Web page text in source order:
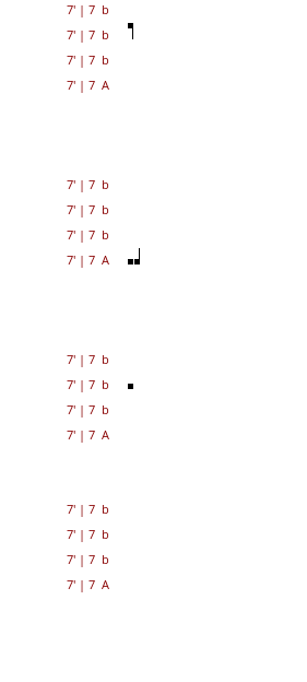
7'| 7 b
7'| 7 b
7'| 7 b
7'| 7 A
7'| 7 b
7'| 7 b
7'| 7 b
7'| 7 A
7'| 7 b
7'| 7 b
7'| 7 b
7'| 7 A
7'| 7 b
7'| 7 b
7'| 7 b
7'| 7 A